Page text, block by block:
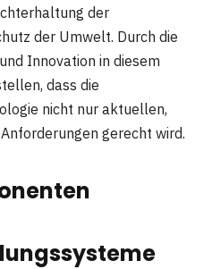
der
der Umwelt. Durch die
Innovation in diesem
dass die
nicht nur aktuellen,
gerecht wird.